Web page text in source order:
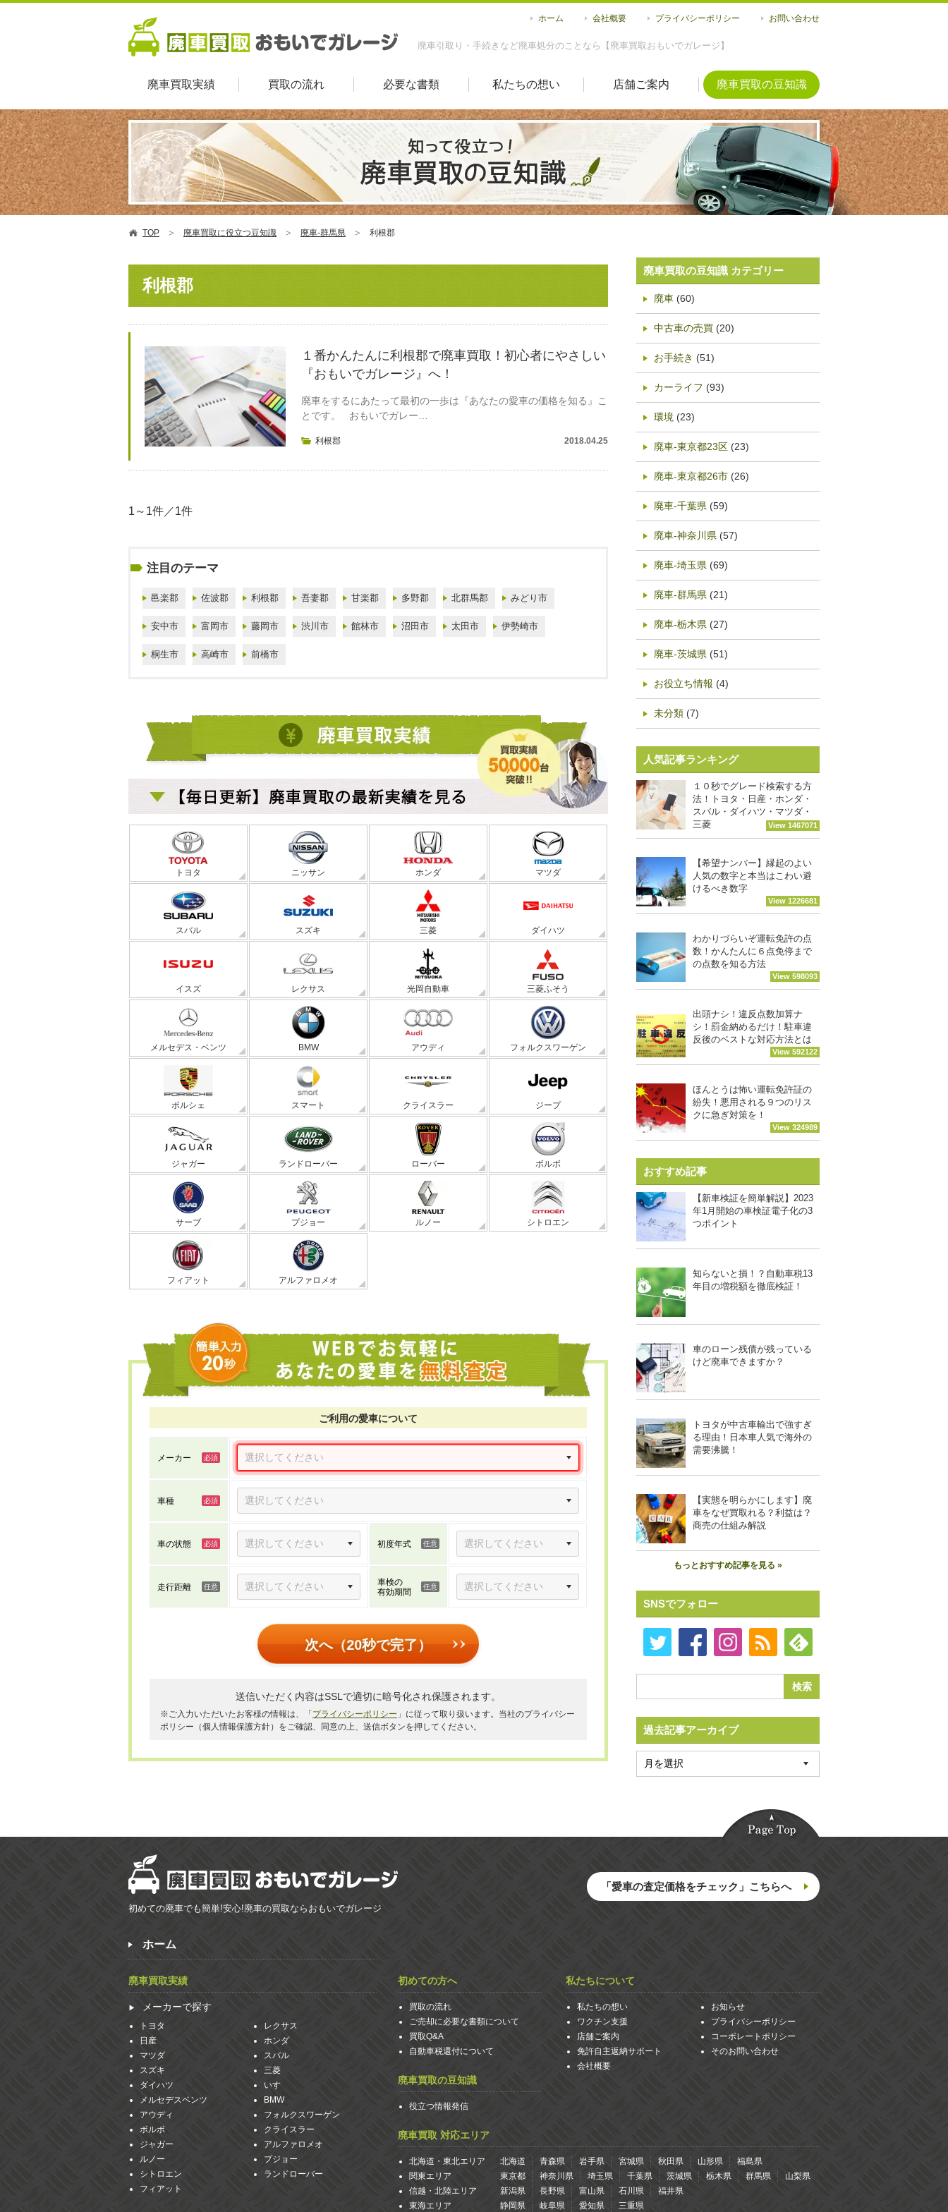
廃車引取り・手続きなど廃車処分のことなら【廃車買取おもいでガレージ】
ホーム 会社概要 プライバシーポリシー お問い合わせ
廃車買取実績 買取の流れ 必要な書類 私たちの想い 店舗ご案内 廃車買取の豆知識
TOP 廃車買取に役立つ豆知識 廃車-群馬県 利根郡
利根郡
１番かんたんに利根郡で廃車買取！初心者にやさしい
『おもいでガレージ』へ！
廃車をするにあたって最初の一歩は『あなたの愛車の価格を知る』こ
とです。 おもいでガレー…
利根郡 2018.04.25
1～1件／1件
注目のテーマ
邑楽郡 佐波郡 利根郡 吾妻郡 甘楽郡 多野郡 北群馬郡 みどり市
安中市 富岡市 藤岡市 渋川市 館林市 沼田市 太田市 伊勢崎市
桐生市 高崎市 前橋市
トヨタ ニッサン ホンダ マツダ
スバル スズキ 三菱 ダイハツ
イスズ レクサス 光岡自動車 三菱ふそう
メルセデス・ベンツ BMW アウディ フォルクスワーゲン
ポルシェ スマート クライスラー ジープ
ジャガー ランドローバー ローバー ボルボ
サーブ プジョー ルノー シトロエン
フィアット アルファロメオ
ご利用の愛車について
メーカー
車種
車の状態 初度年式
走行距離
車検の
有効期間
次へ（20秒で完了）
送信いただく内容はSSLで適切に暗号化され保護されます。
※ご入力いただいたお客様の情報は、「 プライバシーポリシー 」に従って取り扱います。当社のプライバシー
ポリシー（個人情報保護方針）をご確認、同意の上、送信ボタンを押してください。
廃車買取の豆知識 カテゴリー
廃車 (60)
中古車の売買 (20)
お手続き (51)
カーライフ (93)
環境 (23)
廃車-東京都23区 (23)
廃車-東京都26市 (26)
廃車-千葉県 (59)
廃車-神奈川県 (57)
廃車-埼玉県 (69)
廃車-群馬県 (21)
廃車-栃木県 (27)
廃車-茨城県 (51)
お役立ち情報 (4)
未分類 (7)
人気記事ランキング
１０秒でグレード検索する方
法！トヨタ・日産・ホンダ・
スバル・ダイハツ・マツダ・
三菱
View 1467071
【希望ナンバー】縁起のよい
人気の数字と本当はこわい避
けるべき数字
View 1226681
わかりづらいぞ運転免許の点
数！かんたんに６点免停まで
の点数を知る方法
View 598093
出頭ナシ！違反点数加算ナ
シ！罰金納めるだけ！駐車違
反後のベストな対応方法とは
View 592122
ほんとうは怖い運転免許証の
紛失！悪用される９つのリス
クに急ぎ対策を！
View 324989
おすすめ記事
【新車検証を簡単解説】2023
年1月開始の車検証電子化の3
つポイント
知らないと損！？自動車税13
年目の増税額を徹底検証！
車のローン残債が残っている
けど廃車できますか？
トヨタが中古車輸出で強すぎ
る理由！日本車人気で海外の
需要沸騰！
【実態を明らかにします】廃
車をなぜ買取れる？利益は？
商売の仕組み解説
もっとおすすめ記事を見る »
SNSでフォロー
過去記事アーカイブ
初めての廃車でも簡単!安心!廃車の買取ならおもいでガレージ
「愛車の査定価格をチェック」こちらへ
ホーム
廃車買取実績
メーカーで探す
トヨタ
レクサス
日産
ホンダ
マツダ
スバル
スズキ
三菱
ダイハツ
いすゞ
メルセデスベンツ
BMW
アウディ
フォルクスワーゲン
ボルボ
クライスラー
ジャガー
アルファロメオ
ルノー
プジョー
シトロエン
ランドローバー
フィアット
初めての方へ
買取の流れ
ご売却に必要な書類について
買取Q&A
自動車税還付について
廃車買取の豆知識
役立つ情報発信
私たちについて
私たちの想い
ワクチン支援
店舗ご案内
免許自主返納サポート
会社概要
お知らせ
プライバシーポリシー
コーポレートポリシー
そのお問い合わせ
廃車買取 対応エリア
北海道・東北エリア 北海道 青森県 岩手県 宮城県 秋田県 山形県
福島県
関東エリア
東京都 神奈川県 埼玉県 千葉県 茨城県 栃木県 群馬県
山梨県
信越・北陸エリア
新潟県 長野県 富山県 石川県
福井県
東海エリア
静岡県 岐阜県 愛知県 三重県